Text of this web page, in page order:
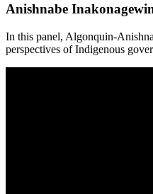
Anishnabe
In this panel, Algonquin-
perspectives of Indigenous